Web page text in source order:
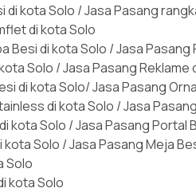
di kota Solo / Jasa Pasang
di kota Solo
Besi di kota Solo / Jasa Pasang
Solo / Jasa Pasang Reklame
di kota Solo/ Jasa Pasang
di kota Solo / Jasa
kota Solo / Jasa Pasang Portal
Solo / Jasa Pasang Meja
Solo
kota Solo